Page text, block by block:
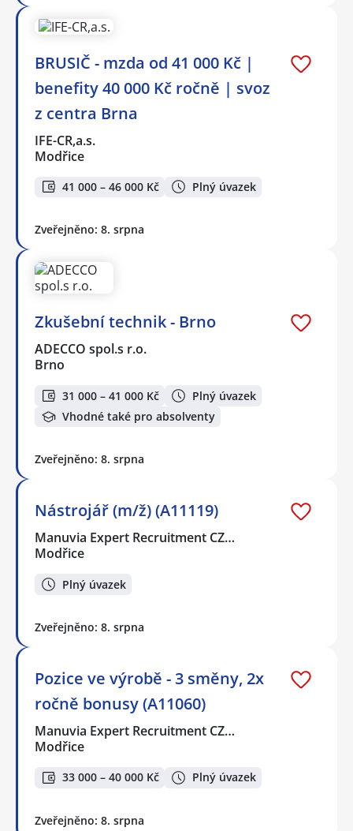
BRUSIČ - mzda od 41 000 Kč |
benefity 40 000 Kč ročně | svoz
z centra Brna
IFE-CR,a.s.
Modřice
41 000 – 46 000 Kč Plný úvazek
Zveřejněno: 8. srpna
Zkušební technik - Brno
ADECCO spol.s r.o.
Brno
31 000 – 41 000 Kč
Plný úvazek
Vhodné také pro absolventy
Zveřejněno: 8. srpna
Nástrojář (m/ž) (A11119)
Manuvia Expert Recruitment CZ…
Modřice
Plný úvazek
Zveřejněno: 8. srpna
Pozice ve výrobě - 3 směny, 2x
ročně bonusy (A11060)
Manuvia Expert Recruitment CZ…
Modřice
33 000 – 40 000 Kč Plný úvazek
Zveřejněno: 8. srpna